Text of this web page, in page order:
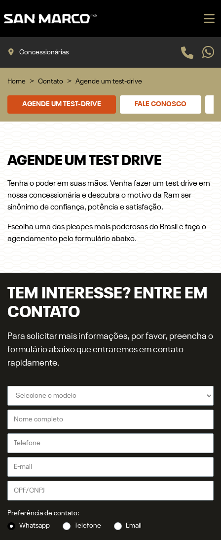
Concessionárias
Home Contato Agende um test-drive
FALE CONOSCO
AGENDE UM TEST-DRIVE
AGENDE UM TEST DRIVE
Tenha o poder em suas mãos. Venha fazer um test drive em
nossa concessionária e descubra o motivo da Ram ser
sinônimo de confiança, potência e satisfação.
Escolha uma das picapes mais poderosas do Brasil e faça o
agendamento pelo formulário abaixo.
TEM INTERESSE? ENTRE EM
CONTATO
Para solicitar mais informações, por favor, preencha o
formulário abaixo que entraremos em contato
rapidamente.
Preferência de contato:
Whatsapp
Telefone Email